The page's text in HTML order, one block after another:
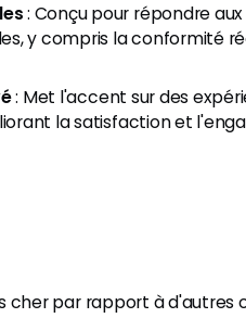
: Conçu pour répondre
y compris la conformité
: Met l'accent sur des
la satisfaction et
cher par rapport à d'autres